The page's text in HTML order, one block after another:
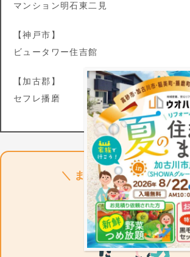
マンション明石東二見
【神戸市】
ビュータワー住吉館
【加古郡】
セフレ播磨
＼ まずは無料相談・見学